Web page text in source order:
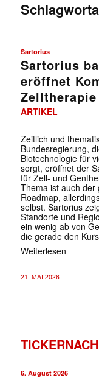
Sartorius
Sartorius
eröffnet
Zelltherapie
ARTIKEL
Zeitlich und
Bundesregierung,
Biotechnologie für
sorgt, eröffnet der
für Zell- und
Thema ist auch der
Roadmap,
selbst. Sartorius
Standorte und
ein wenig ab von
die gerade den
Weiterlesen
21. MAI 2026
6. August 2026